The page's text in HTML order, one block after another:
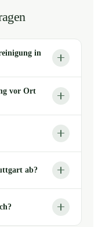
in
vor Ort
ab?